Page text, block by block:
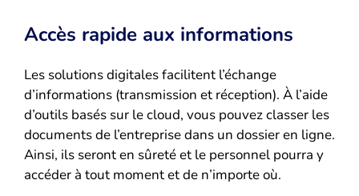
Accès rapide aux informations
Les solutions digitales facilitent l’échange
d’informations (transmission et réception). À l’aide
d’outils basés sur le cloud, vous pouvez classer les
documents de l’entreprise dans un dossier en ligne.
Ainsi, ils seront en sûreté et le personnel pourra y
accéder à tout moment et de n’importe où.